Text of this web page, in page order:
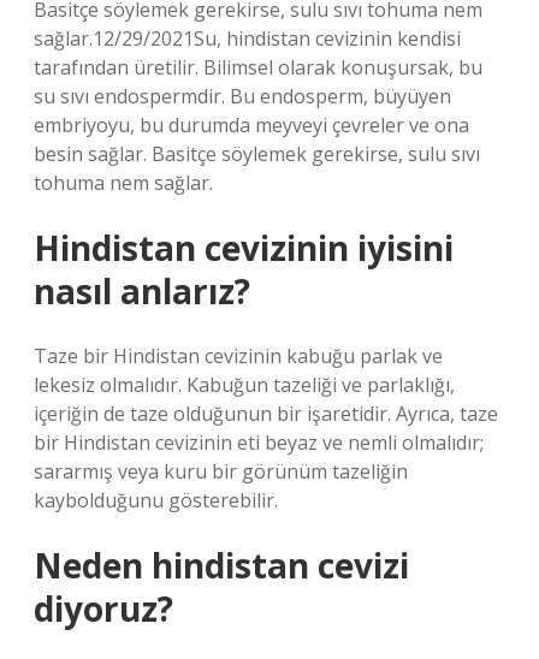
Basitçe söylemek gerekirse, sulu sıvı tohuma nem
sağlar.12/29/2021Su, hindistan cevizinin kendisi
tarafından üretilir. Bilimsel olarak konuşursak, bu
su sıvı endospermdir. Bu endosperm, büyüyen
embriyoyu, bu durumda meyveyi çevreler ve ona
besin sağlar. Basitçe söylemek gerekirse, sulu sıvı
tohuma nem sağlar.
Hindistan cevizinin iyisini
nasıl anlarız?
Taze bir Hindistan cevizinin kabuğu parlak ve
lekesiz olmalıdır. Kabuğun tazeliği ve parlaklığı,
içeriğin de taze olduğunun bir işaretidir. Ayrıca, taze
bir Hindistan cevizinin eti beyaz ve nemli olmalıdır;
sararmış veya kuru bir görünüm tazeliğin
kaybolduğunu gösterebilir.
Neden hindistan cevizi
diyoruz?